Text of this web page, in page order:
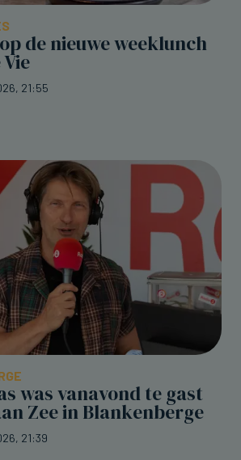
de nieuwe weeklunch
21:55
was vanavond te gast
Zee in Blankenberge
21:39